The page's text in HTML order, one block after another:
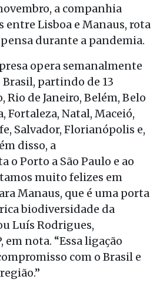
a companhia
entre Lisboa e Manaus, rota
durante a pandemia.
opera semanalmente
Brasil, partindo de 13
Rio de Janeiro, Belém, Belo
Fortaleza, Natal, Maceió,
Salvador, Florianópolis e,
disso, a
o Porto a São Paulo e ao
muito felizes em
Manaus, que é uma porta
biodiversidade da
Luís Rodrigues,
em nota. “Essa ligação
com o Brasil e